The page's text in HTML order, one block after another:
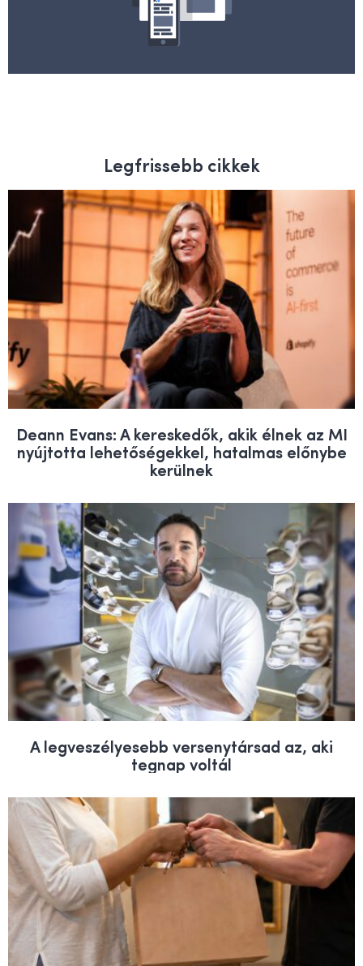
Legfrissebb cikkek
Deann Evans: A kereskedők, akik élnek az MI
nyújtotta lehetőségekkel, hatalmas előnybe
kerülnek
A legveszélyesebb versenytársad az, aki
tegnap voltál